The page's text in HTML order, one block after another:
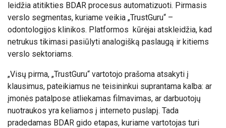
leidžia atitikties BDAR procesus automatizuoti. Pirmasis
verslo segmentas, kuriame veikia „TrustGuru“ –
odontologijos klinikos. Platformos kūrėjai atskleidžia, kad
netrukus tikimasi pasiūlyti analogišką paslaugą ir kitiems
verslo sektoriams.
„Visų pirma, „TrustGuru“ vartotojo prašoma atsakyti į
klausimus, pateikiamus ne teisininkui suprantama kalba: ar
įmonės patalpose atliekamas filmavimas, ar darbuotojų
nuotraukos yra keliamos į interneto puslapį. Tada
pradedamas BDAR gido etapas, kuriame vartotojas turi